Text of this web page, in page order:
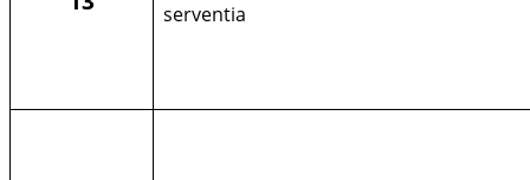
serventia